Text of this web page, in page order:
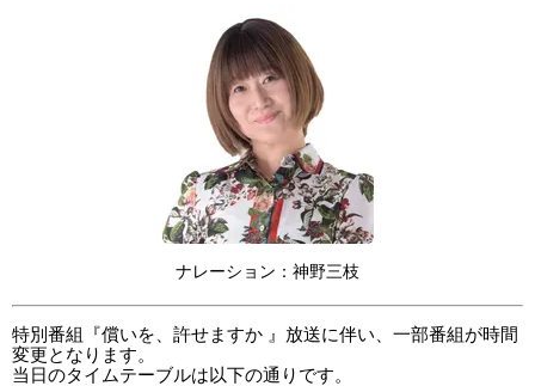
ナレーション：神野三枝
特別番組『償いを、許せますか 』放送に伴い、一部番組が時間
変更となります。
当日のタイムテーブルは以下の通りです。